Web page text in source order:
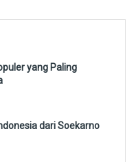
yang Paling
dari Soekarno